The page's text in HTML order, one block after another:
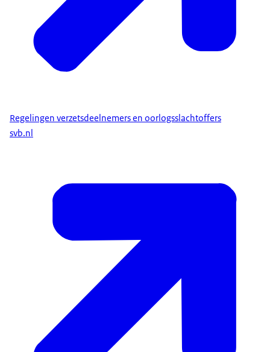
Regelingen verzetsdeelnemers en oorlogsslachtoffers
svb.nl